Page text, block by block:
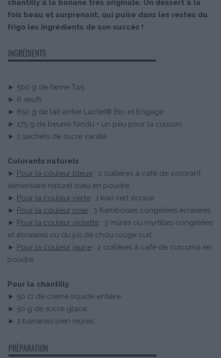
chantilly à la banane très originale. Un dessert à la
fois beau et surprenant, qui puise dans les restes du
frigo les ingrédients de son succès !
► 500 g de farine T45
► 6 œufs
► 850 g de lait entier Lactel® Bio et Engagé
► 175 g de beurre fondu + un peu pour la cuisson
► 2 sachets de sucre vanillé
Colorants naturels
► Pour la couleur bleue : 2 cuillères à café de colorant
alimentaire naturel bleu en poudre.
► Pour la couleur verte : 1 kiwi vert écrasé
► Pour la couleur rose : 3 framboises congelées écrasées
► Pour la couleur violette : 3 mûres ou myrtilles congelées
et écrasées ou du jus de chou rouge cuit.
► Pour la couleur jaune : 2 cuillères à café de curcuma en
poudre
Pour la chantilly
► 50 cl de crème liquide entière
► 50 g de sucre glace
► 2 bananes bien mûres